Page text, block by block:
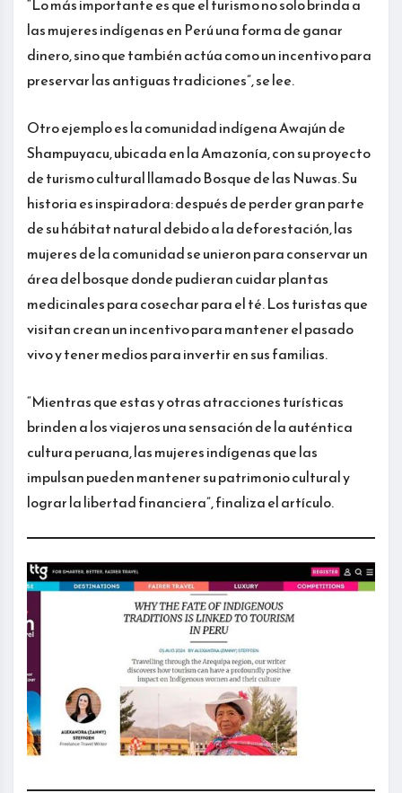
“Lo más importante es que el turismo no solo brinda a
las mujeres indígenas en Perú una forma de ganar
dinero, sino que también actúa como un incentivo para
preservar las antiguas tradiciones”, se lee.
Otro ejemplo es la comunidad indígena Awajún de
Shampuyacu, ubicada en la Amazonía, con su proyecto
de turismo cultural llamado Bosque de las Nuwas. Su
historia es inspiradora: después de perder gran parte
de su hábitat natural debido a la deforestación, las
mujeres de la comunidad se unieron para conservar un
área del bosque donde pudieran cuidar plantas
medicinales para cosechar para el té. Los turistas que
visitan crean un incentivo para mantener el pasado
vivo y tener medios para invertir en sus familias.
“Mientras que estas y otras atracciones turísticas
brinden a los viajeros una sensación de la auténtica
cultura peruana, las mujeres indígenas que las
impulsan pueden mantener su patrimonio cultural y
lograr la libertad financiera”, finaliza el artículo.